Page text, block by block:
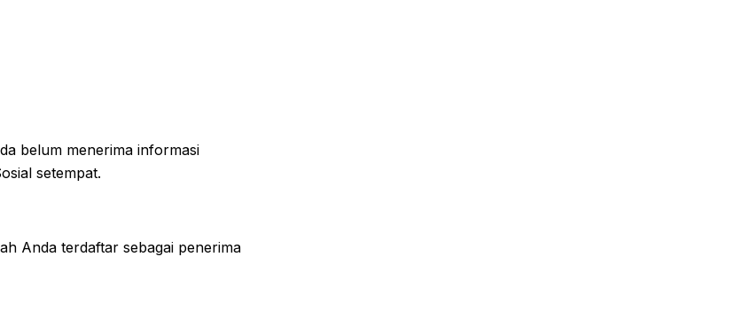
belum menerima informasi
setempat.
Anda terdaftar sebagai penerima